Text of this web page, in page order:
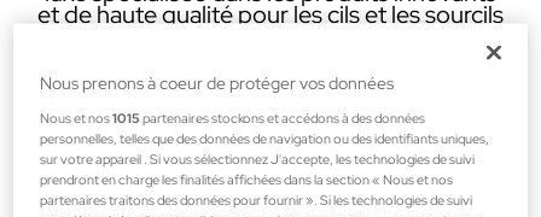
et de haute qualité pour les cils et les sourcils
VOIR PLUS
Nous prenons à coeur de protéger vos données
Nous et nos1015 partenaires stockons et accédons à des données
personnelles, telles que des données de navigation ou des identifiants uniques,
sur votre appareil . Si vous sélectionnez J'accepte, les technologies de suivi
prendront en charge les finalités affichées dans la section « Nous et nos
partenaires traitons des données pour fournir ». Si les technologies de suivi